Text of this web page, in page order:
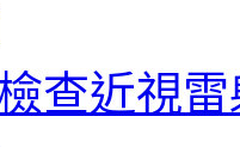
查近視